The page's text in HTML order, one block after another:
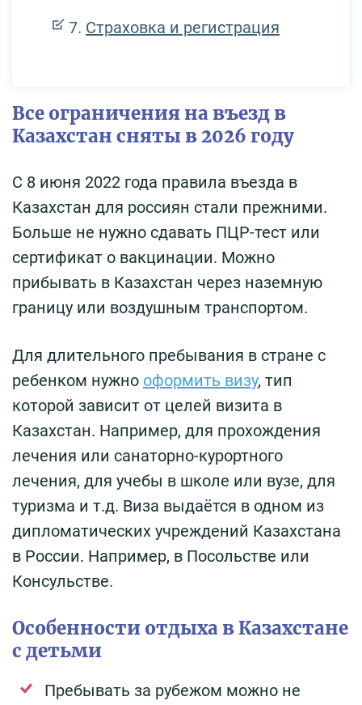
Страховка и регистрация
Все ограничения на въезд в
Казахстан сняты в 2026 году
С 8 июня 2022 года правила въезда в
Казахстан для россиян стали прежними.
Больше не нужно сдавать ПЦР-тест или
сертификат о вакцинации. Можно
прибывать в Казахстан через наземную
границу или воздушным транспортом.
Для длительного пребывания в стране с
ребенком нужно оформить визу, тип
которой зависит от целей визита в
Казахстан. Например, для прохождения
лечения или санаторно-курортного
лечения, для учебы в школе или вузе, для
туризма и т.д. Виза выдаётся в одном из
дипломатических учреждений Казахстана
в России. Например, в Посольстве или
Консульстве.
Особенности отдыха в Казахстане
с детьми
Пребывать за рубежом можно не